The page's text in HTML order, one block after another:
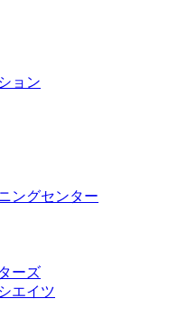
ョン
ングセンター
ーズ
エイツ